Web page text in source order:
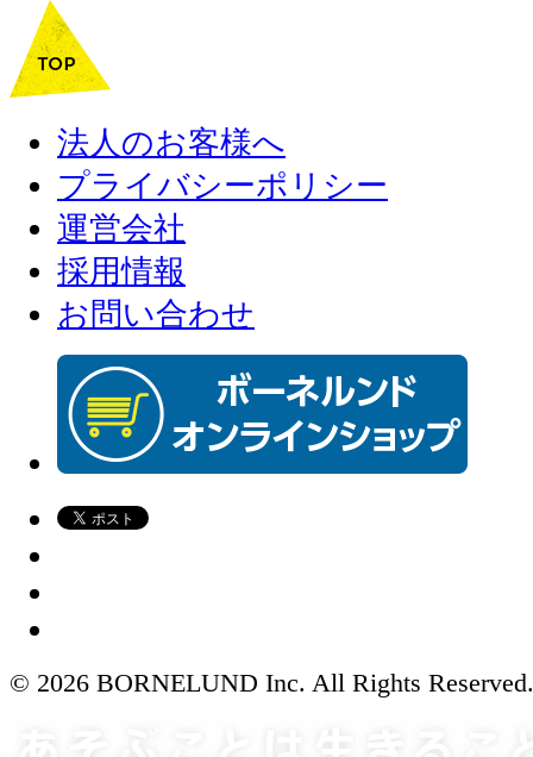
法人のお客様へ
プライバシーポリシー
運営会社
採用情報
お問い合わせ
© 2026 BORNELUND Inc. All Rights Reserved.